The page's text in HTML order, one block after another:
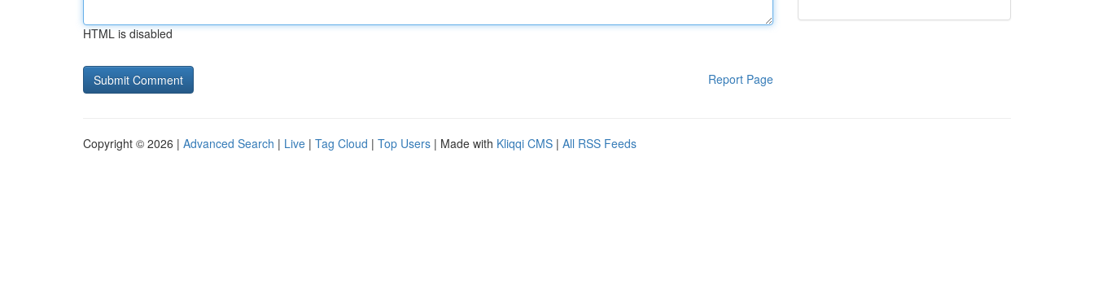
HTML is disabled
Report Page
Copyright © 2026 | Advanced Search | Live | Tag Cloud | Top Users | Made with Kliqqi CMS | All RSS Feeds